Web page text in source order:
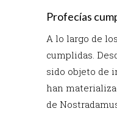
Profecías
A lo largo de
cumplidas.
sido objeto de
han
de